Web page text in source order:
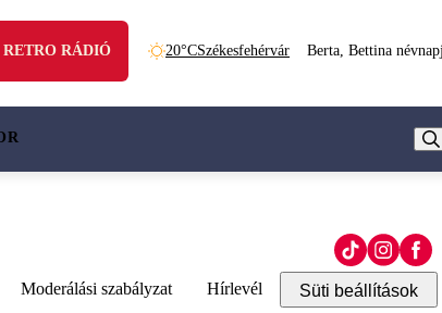
RETRO RÁDIÓ 20°CSzékesfehérvár Berta, Bettina
Moderálási szabályzat Hírlevél Süti beállítások